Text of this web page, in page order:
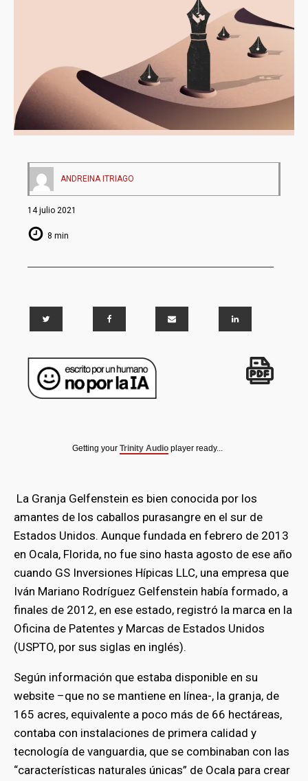
ANDREINA ITRIAGO
14 julio 2021
8 min
Getting your Trinity Audio player ready...
La Granja Gelfenstein es bien conocida por los
amantes de los caballos purasangre en el sur de
Estados Unidos. Aunque fundada en febrero de 2013
en Ocala, Florida, no fue sino hasta agosto de ese año
cuando GS Inversiones Hípicas LLC, una empresa que
Iván Mariano Rodríguez Gelfenstein había formado, a
finales de 2012, en ese estado, registró la marca en la
Oficina de Patentes y Marcas de Estados Unidos
(USPTO, por sus siglas en inglés).
Según información que estaba disponible en su
website –que no se mantiene en línea-, la granja, de
165 acres, equivalente a poco más de 66 hectáreas,
contaba con instalaciones de primera calidad y
tecnología de vanguardia, que se combinaban con las
“características naturales únicas” de Ocala para crear